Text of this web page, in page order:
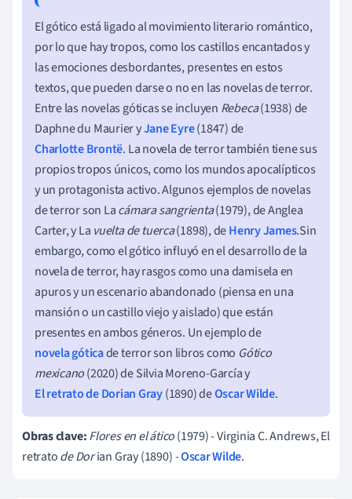
El gótico está ligado al movimiento literario romántico,
por lo que hay tropos, como los castillos encantados y
las emociones desbordantes, presentes en estos
textos, que pueden darse o no en las novelas de terror.
Entre las novelas góticas se incluyen Rebeca(1938) de
Daphne du Maurier yJane Eyre(1847) de
Charlotte Brontë. La novela de terror también tiene sus
propios tropos únicos, como los mundos apocalípticos
y un protagonista activo. Algunos ejemplos de novelas
de terror son Lacámara sangrienta(1979), de Anglea
Carter, y La vuelta de tuerca(1898), deHenry James.Sin
embargo, como el gótico influyó en el desarrollo de la
novela de terror, hay rasgos como una damisela en
apuros y un escenario abandonado (piensa en una
mansión o un castillo viejo y aislado) que están
presentes en ambos géneros. Un ejemplo de
novela góticade terror son libros como Gótico
mexicano(2020) de Silvia Moreno-García y
El retrato de Dorian Gray(1890)deOscar Wilde.
Obras clave:Flores en el ático(1979) - Virginia C. Andrews, El
retratode Dorian Gray (1890)-Oscar Wilde.